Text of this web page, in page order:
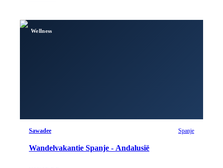
Wellness
Sawadee Spanje
Wandelvakantie Spanje - Andalusië